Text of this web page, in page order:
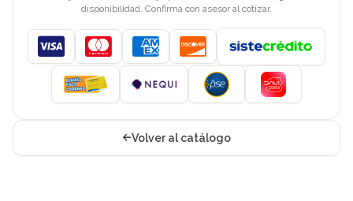
disponibilidad. Confirma con asesor al cotizar.
Visa MastercardAmerican Express
Discover
Volver al catálogo